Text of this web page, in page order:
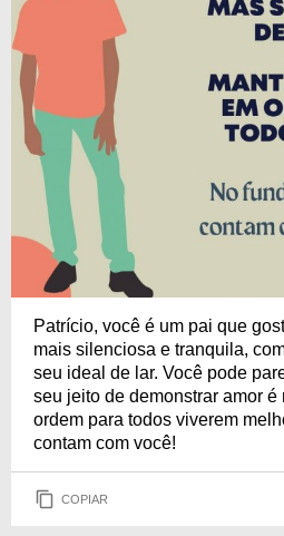
Patrício, você é um pai que
mais silenciosa e tranquila,
seu ideal de lar. Você pode
seu jeito de demonstrar amor é
ordem para todos viverem
contam com você!
COPIAR